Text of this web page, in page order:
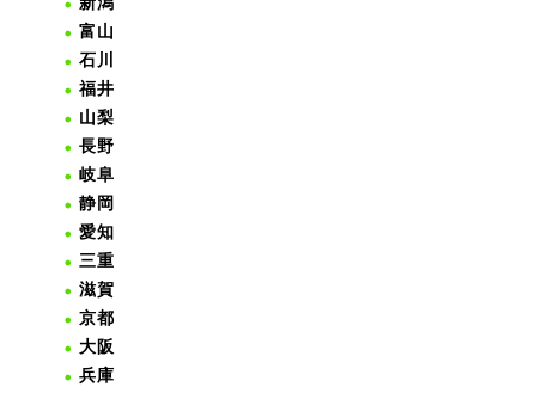
富山
石川
福井
山梨
長野
岐阜
静岡
愛知
三重
滋賀
京都
大阪
兵庫